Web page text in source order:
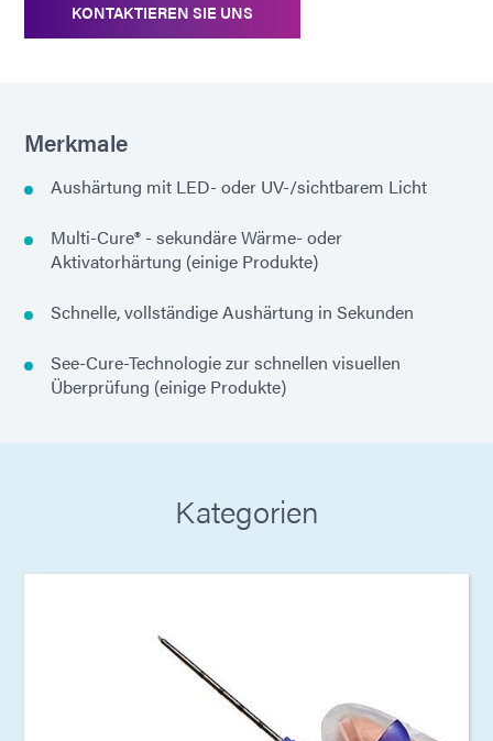
KONTAKTIEREN SIE UNS
Merkmale
Aushärtung mit LED- oder UV-/sichtbarem Licht
Multi-Cure® - sekundäre Wärme- oder
Aktivatorhärtung (einige Produkte)
Schnelle, vollständige Aushärtung in Sekunden
See-Cure-Technologie zur schnellen visuellen
Überprüfung (einige Produkte)
Kategorien